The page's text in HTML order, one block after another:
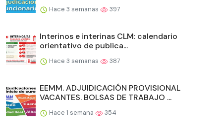
Hace 3 semanas 397
Interinos e interinas CLM: calendario
orientativo de publica...
Hace 3 semanas 387
EEMM. ADJUIDICACIÓN PROVISIONAL
VACANTES. BOLSAS DE TRABAJO ...
Hace 1 semana 354